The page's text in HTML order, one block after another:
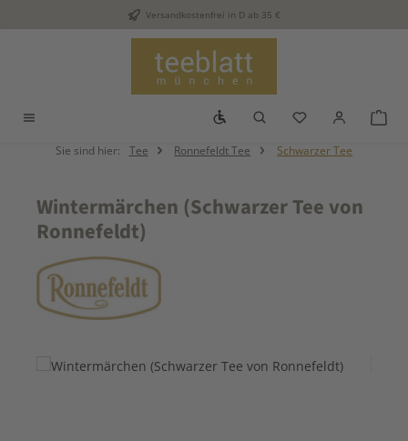
Zum Hauptinhalt springenVersandkostenfrei in D ab 35 €
Werkzeugleiste anzeigen
Du hast 0
Sie sind hier: Tee Ronnefeldt Tee Schwarzer Tee
Wintermärchen (Schwarzer Tee von
Ronnefeldt)
Bildergalerie überspringen